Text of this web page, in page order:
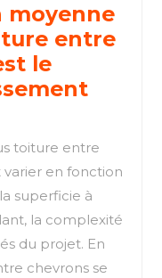
moyenne
entre
le
toiture entre
en fonction
superficie à
la complexité
du projet. En
chevrons se